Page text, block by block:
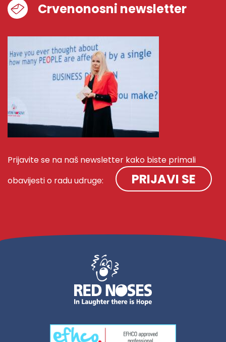
Crvenonosni newsletter
Prijavite se na naš newsletter kako biste primali
obavijesti o radu udruge:
PRIJAVI SE